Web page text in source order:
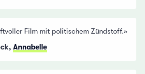
Film mit politischem Zündstoff.»
Annabelle